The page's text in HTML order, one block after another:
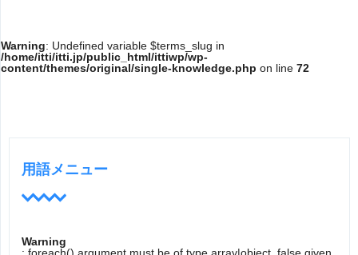
Warning: Undefined variable $terms_slug in
/home/itti/itti.jp/public_html/ittiwp/wp-
content/themes/original/single-knowledge.php on line 72
用語メニュー
Warning